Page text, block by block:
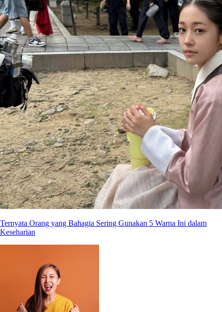
Ternyata Orang yang Bahagia Sering Gunakan 5 Warna Ini dalam
Keseharian